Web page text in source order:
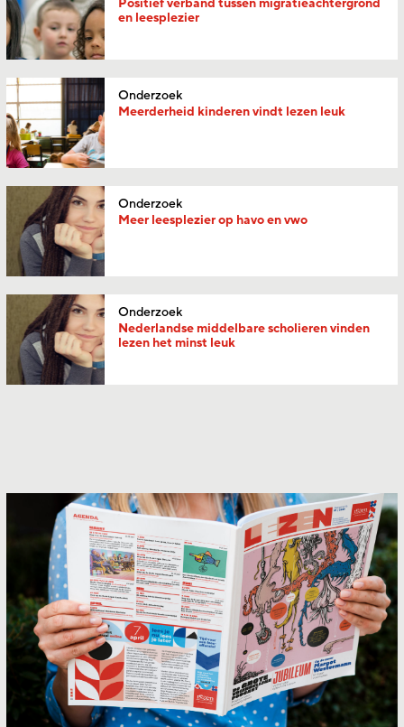
en leesplezier
Onderzoek
Meerderheid kinderen vindt lezen leuk
Onderzoek
Meer leesplezier op havo en vwo
Onderzoek
Nederlandse middelbare scholieren vinden
lezen het minst leuk